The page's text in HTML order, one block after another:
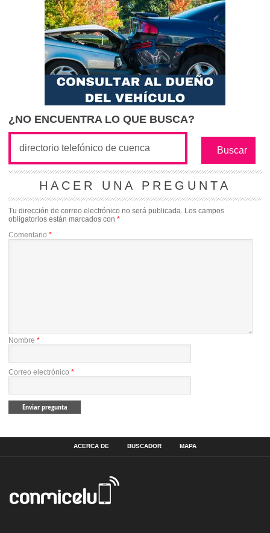
¿NO ENCUENTRA LO QUE BUSCA?
HACER UNA PREGUNTA
Tu dirección de correo electrónico no será publicada. Los campos
obligatorios están marcados con *
Comentario *
Nombre *
Correo electrónico *
ACERCA DE BUSCADOR MAPA